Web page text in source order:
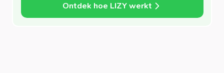
Ontdek hoe LIZY werkt